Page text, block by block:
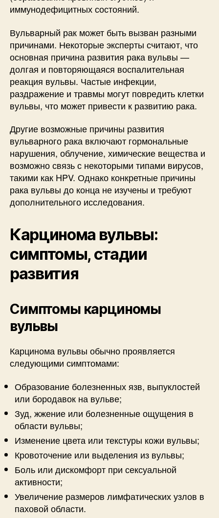
иммунодефицитных состояний.
Вульварный рак может быть вызван разными
причинами. Некоторые эксперты считают, что
основная причина развития рака вульвы —
долгая и повторяющаяся воспалительная
реакция вульвы. Частые инфекции,
раздражение и травмы могут повредить клетки
вульвы, что может привести к развитию рака.
Другие возможные причины развития
вульварного рака включают гормональные
нарушения, облучение, химические вещества и
возможно связь с некоторыми типами вирусов,
такими как HPV. Однако конкретные причины
рака вульвы до конца не изучены и требуют
дополнительного исследования.
Карцинома вульвы:
симптомы, стадии
развития
Симптомы карциномы
вульвы
Карцинома вульвы обычно проявляется
следующими симптомами:
Образование болезненных язв, выпуклостей
или бородавок на вульве;
Зуд, жжение или болезненные ощущения в
области вульвы;
Изменение цвета или текстуры кожи вульвы;
Кровоточение или выделения из вульвы;
Боль или дискомфорт при сексуальной
активности;
Увеличение размеров лимфатических узлов в
паховой области.